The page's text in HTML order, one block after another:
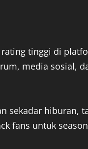
tinggi di
media sosial,
sekadar hiburan,
fans untuk